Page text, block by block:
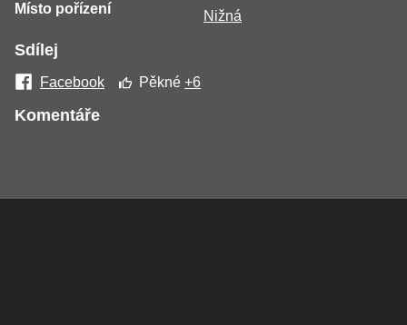
Místo pořízení
Nižná
Sdílej
Facebook Pěkné+6
Komentáře